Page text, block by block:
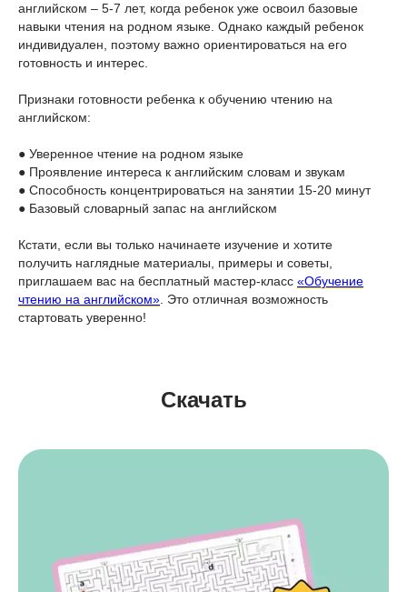
английском – 5-7 лет, когда ребенок уже освоил базовые
навыки чтения на родном языке. Однако каждый ребенок
индивидуален, поэтому важно ориентироваться на его
готовность и интерес.
Признаки готовности ребенка к обучению чтению на
английском:
● Уверенное чтение на родном языке
● Проявление интереса к английским словам и звукам
● Способность концентрироваться на занятии 15-20 минут
● Базовый словарный запас на английском
Кстати, если вы только начинаете изучение и хотите
получить наглядные материалы, примеры и советы,
приглашаем вас на бесплатный мастер-класс «Обучение
чтению на английском» . Это отличная возможность
стартовать уверенно!
Скачать